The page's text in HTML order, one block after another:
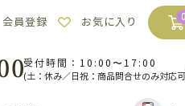
会員登録 お気に入り 0
受付時間：10:00〜17:00
(土：休み／日祝：商品問合せのみ対応